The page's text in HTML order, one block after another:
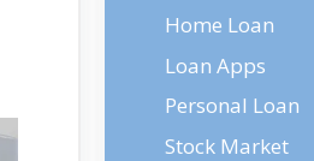
Home Loan
Loan Apps
Personal Loan
Stock Market